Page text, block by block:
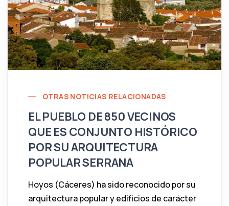
OTRAS NOTICIAS RELACIONADAS
EL PUEBLO DE 850 VECINOS
QUE ES CONJUNTO HISTÓRICO
POR SU ARQUITECTURA
POPULAR SERRANA
Hoyos (Cáceres) ha sido reconocido por su
arquitectura popular y edificios de carácter